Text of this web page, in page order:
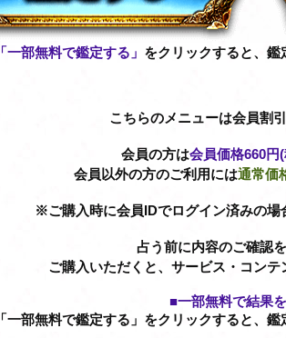
「一部無料で鑑定する」 をクリックすると、
こちらのメニューは会員割
会員の方は会員価格660円
会員以外の方のご利用には通常価
※ご購入時に会員IDでログイン済みの場
占う前に内容のご確認
ご購入いただくと、サービス・コン
■一部無料で結果
「一部無料で鑑定する」をクリックすると、